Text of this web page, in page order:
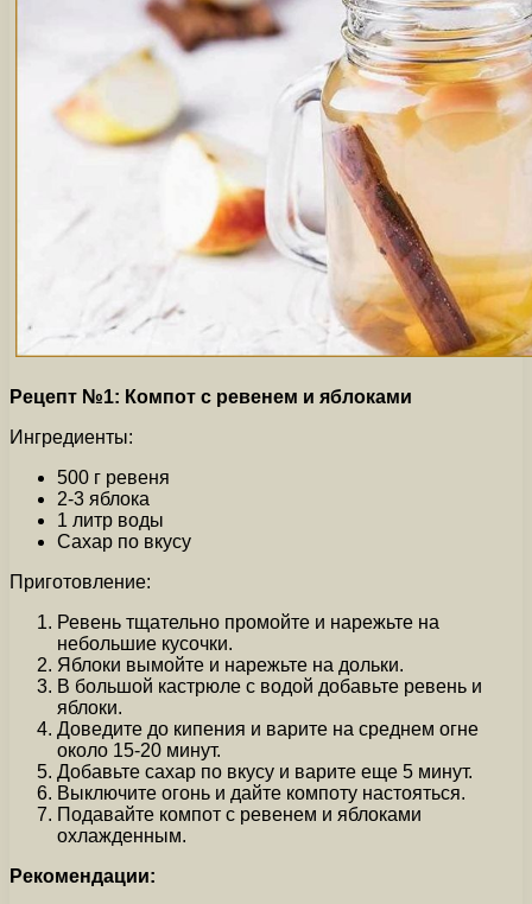
Рецепт №1: Компот с ревенем и яблоками
Ингредиенты:
500 г ревеня
2-3 яблока
1 литр воды
Сахар по вкусу
Приготовление:
Ревень тщательно промойте и нарежьте на
небольшие кусочки.
Яблоки вымойте и нарежьте на дольки.
В большой кастрюле с водой добавьте ревень и
яблоки.
Доведите до кипения и варите на среднем огне
около 15-20 минут.
Добавьте сахар по вкусу и варите еще 5 минут.
Выключите огонь и дайте компоту настояться.
Подавайте компот с ревенем и яблоками
охлажденным.
Рекомендации: